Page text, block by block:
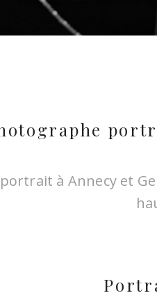
à Annecy et
Laurence est très
pendant la